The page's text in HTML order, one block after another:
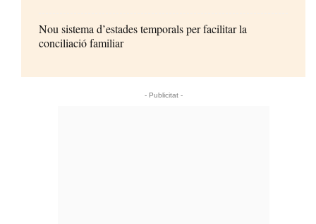
Nou sistema d’estades temporals per facilitar la
conciliació familiar
- Publicitat -